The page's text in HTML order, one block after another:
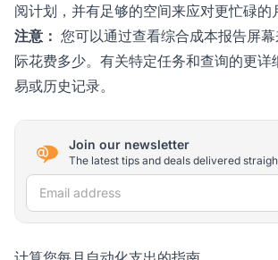
阅计划，并有足够的空间来应对更忙碌的
注意： 您可以通过查看综合成本报告屏
际花费多少。有关特定任务和查询的更详
易或历史记录。
Join our newsletter
The latest tips and deals delivered
Email address